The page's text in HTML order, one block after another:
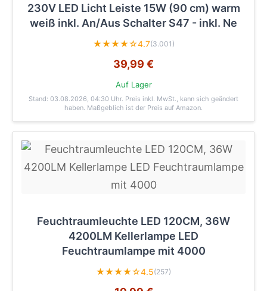
230V LED Licht Leiste 15W (90 cm) warm
weiß inkl. An/Aus Schalter S47 - inkl. Ne
★★★★☆4.7(3.001)
39,99 €
Auf Lager
Stand: 03.08.2026, 04:30 Uhr. Preis inkl. MwSt., kann sich geändert
haben. Maßgeblich ist der Preis auf Amazon.
Feuchtraumleuchte LED 120CM, 36W
4200LM Kellerlampe LED
Feuchtraumlampe mit 4000
★★★★☆4.5(257)